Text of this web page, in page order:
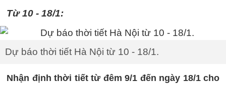
Từ 10 - 18/1:
Dự báo thời tiết Hà Nội từ 10 - 18/1.
Nhận định thời tiết từ đêm 9/1 đến ngày 18/1 cho